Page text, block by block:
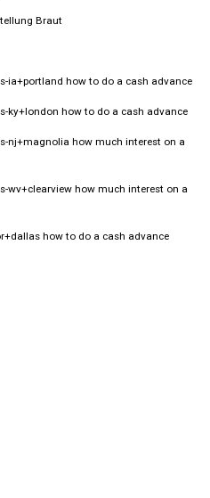
Braut
ia+portland how to do a cash advance
ky+london how to do a cash advance
nj+magnolia how much interest on a
wv+clearview how much interest on a
how to do a cash advance